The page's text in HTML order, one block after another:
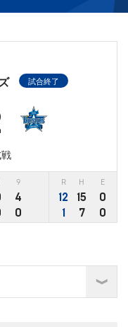
試合終了
9 R H E
4 12 15 0
0 1 7 0